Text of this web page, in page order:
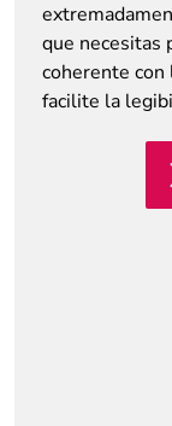
que necesitas
coherente con
facilite la